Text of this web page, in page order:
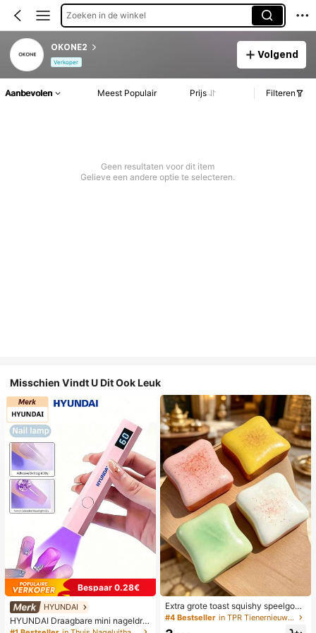
Zoeken in de winkel
OKONE2
Verkoper
Volgend
Aanbevolen Meest Populair Prijs Filteren
Geen resultaten voor dit item
Gelieve een andere optie te selecteren.
Misschien Vindt U Dit Ook Leuk
Bespaar 0.28€
HYUNDAI
HYUNDAI Draagbare mini nageldro
ger, oplaadbare handlamp UV/LED
Extra grote toast squishy speelgoe
d, superzachte boter toast stressve
#4 Bestseller in TPR Tienernieuwigheid en grappenspeelgoed